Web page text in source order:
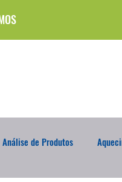
Análise de Produtos